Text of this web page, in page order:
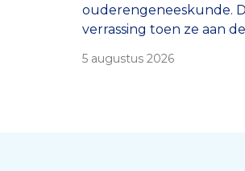
ouderengeneeskunde.
verrassing toen ze aan
5 augustus 2026